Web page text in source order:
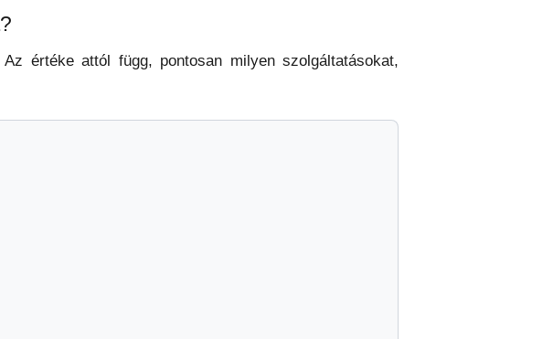
értéke attól függ, pontosan milyen szolgáltatásokat,